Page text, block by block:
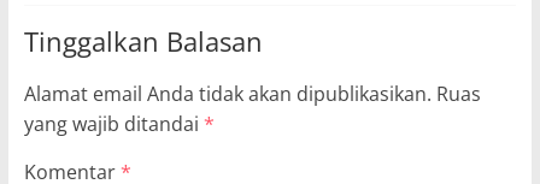
Tinggalkan Balasan
Alamat email Anda tidak akan dipublikasikan. Ruas
yang wajib ditandai *
Komentar*